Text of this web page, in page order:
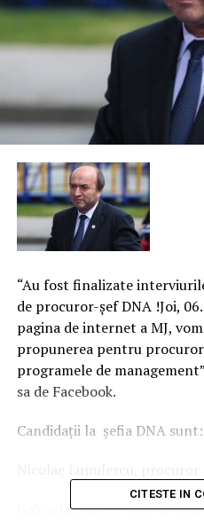
“Au fost finalizate
de procuror-şef DNA !Joi,
pagina de internet a MJ,
propunerea pentru
programele de
sa de Facebook.
Candidaţii la şefia DNA sunt:
Gabriela Scutea – fost
CITESTE IN